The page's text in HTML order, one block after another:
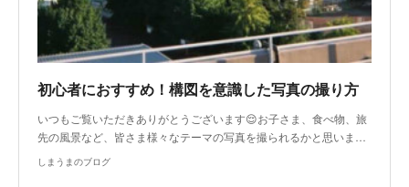
初心者におすすめ！構図を意識した写真の撮り方
いつもご覧いただきありがとうございます😌お子さま、食べ物、旅
先の風景など、皆さま様々なテーマの写真を撮られるかと思いま…
しまうまのブログ